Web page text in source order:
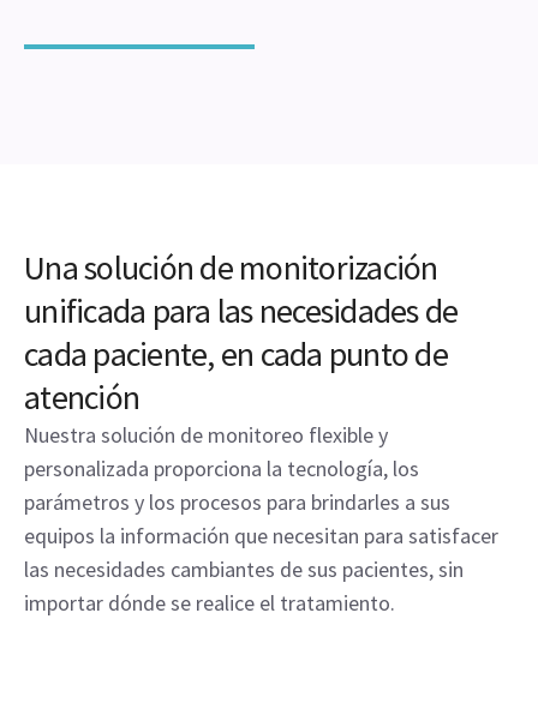
Una solución de monitorización
unificada para las necesidades de
cada paciente, en cada punto de
atención
Nuestra solución de monitoreo flexible y
personalizada proporciona la tecnología, los
parámetros y los procesos para brindarles a sus
equipos la información que necesitan para satisfacer
las necesidades cambiantes de sus pacientes, sin
importar dónde se realice el tratamiento.